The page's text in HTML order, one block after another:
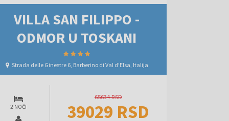
VILLA SAN FILIPPO -
ODMOR U TOSKANI
Strada delle Ginestre 6, Barberino di Val dʼElsa, Italija
2 NOĆI
65634 RSD
39029 RSD